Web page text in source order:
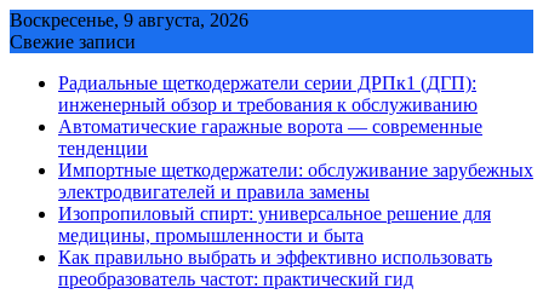
Skip
to
Воскресенье, 9 августа, 2026
Свежие записи
Радиальные щеткодержатели серии ДРПк1 (ДГП):
инженерный обзор и требования к обслуживанию
Автоматические гаражные ворота — современные
тенденции
Импортные щеткодержатели: обслуживание зарубежных
электродвигателей и правила замены
Изопропиловый спирт: универсальное решение для
медицины, промышленности и быта
Как правильно выбрать и эффективно использовать
преобразователь частот: практический гид